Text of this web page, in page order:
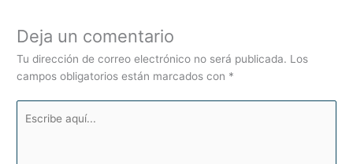
Deja un comentario
Tu dirección de correo electrónico no será publicada. Los
campos obligatorios están marcados con *
aquí...